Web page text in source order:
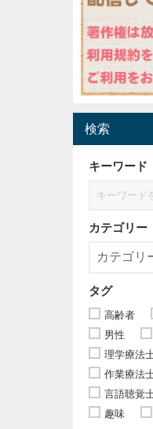
検索
キーワード
カテゴリー
タグ
高齢者
男性
理学療法
作業療法
言語聴覚
趣味